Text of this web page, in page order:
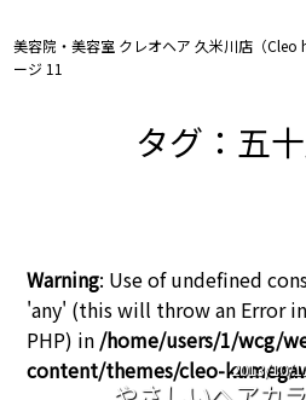
美容院・美容室 クレオヘア 久米川店（Cleo
ージ 11
タグ：五
Warning: Use of undefined
'any' (this will throw an Error
PHP) in /home/users/1/wcg/
content/themes/cleo- 2013/10/